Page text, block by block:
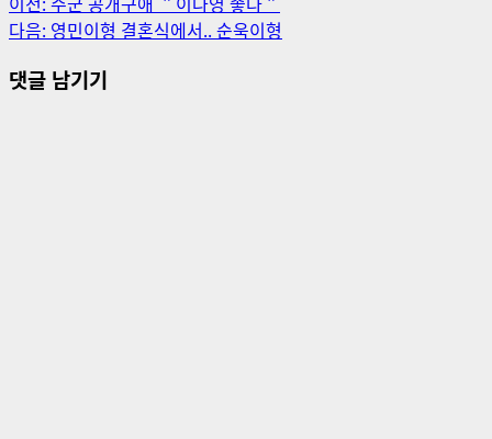
게
시
물
다음: 영민이형 결혼식에서.. 순욱이형
댓글 남기기